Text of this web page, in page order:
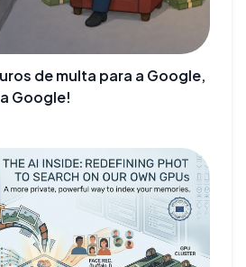
de multa para a Google,
Google!